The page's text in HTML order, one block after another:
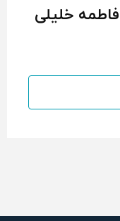
خلیلی